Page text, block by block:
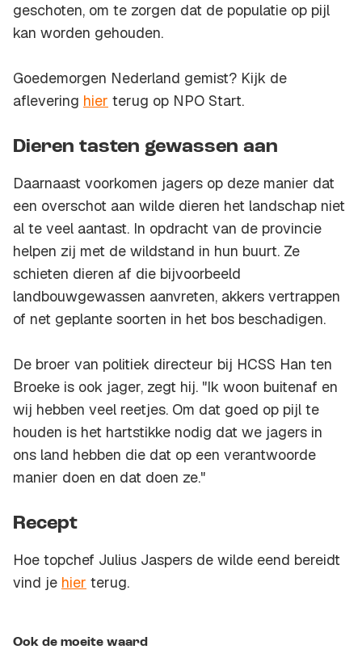
geschoten, om te zorgen dat de populatie op pijl
kan worden gehouden.
Goedemorgen Nederland gemist? Kijk de
aflevering hier terug op NPO Start.
Dieren tasten gewassen aan
Daarnaast voorkomen jagers op deze manier dat
een overschot aan wilde dieren het landschap niet
al te veel aantast. In opdracht van de provincie
helpen zij met de wildstand in hun buurt. Ze
schieten dieren af die bijvoorbeeld
landbouwgewassen aanvreten, akkers vertrappen
of net geplante soorten in het bos beschadigen.
De broer van politiek directeur bij HCSS Han ten
Broeke is ook jager, zegt hij. "Ik woon buitenaf en
wij hebben veel reetjes. Om dat goed op pijl te
houden is het hartstikke nodig dat we jagers in
ons land hebben die dat op een verantwoorde
manier doen en dat doen ze."
Recept
Hoe topchef Julius Jaspers de wilde eend bereidt
vind je hier terug.
Ook de moeite waard